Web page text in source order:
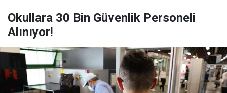
Okullara 30 Bin Güvenlik Personeli
Alınıyor!